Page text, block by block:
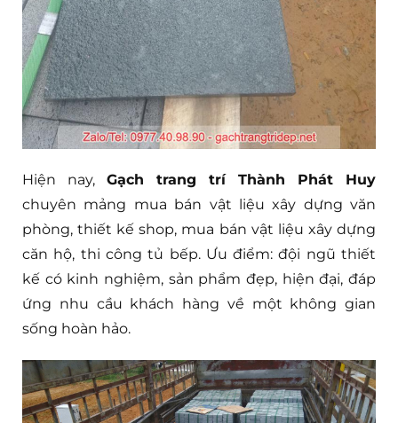
Hiện nay, Gạch trang trí Thành Phát Huy
chuyên mảng mua bán vật liệu xây dựng văn
phòng, thiết kế shop, mua bán vật liệu xây dựng
căn hộ, thi công tủ bếp. Ưu điểm: đội ngũ thiết
kế có kinh nghiệm, sản phẩm đẹp, hiện đại, đáp
ứng nhu cầu khách hàng về một không gian
sống hoàn hảo.